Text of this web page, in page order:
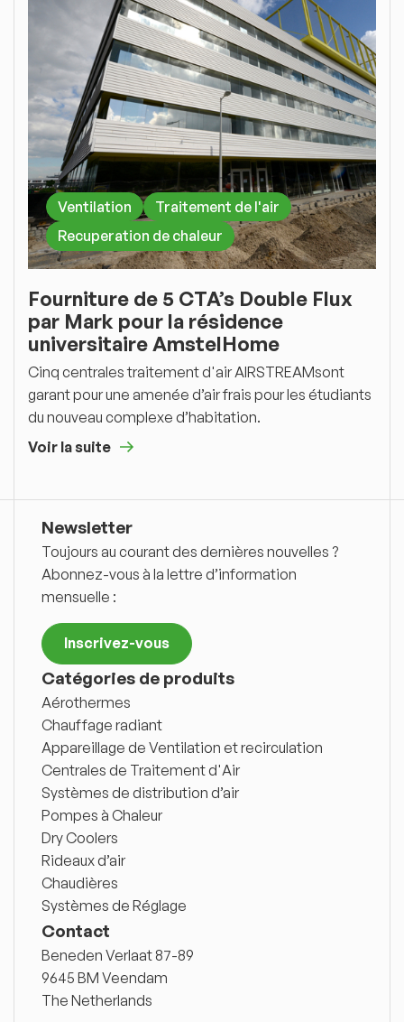
Ventilation
Traitement de l'air
Recuperation de chaleur
Fourniture de 5 CTA’s Double Flux
par Mark pour la résidence
universitaire AmstelHome
Cinq centrales traitement d'air AIRSTREAMsont
garant pour une amenée d’air frais pour les étudiants
du nouveau complexe d’habitation.
Voir la suite
Newsletter
Toujours au courant des dernières nouvelles ?
Abonnez-vous à la lettre d’information
mensuelle :
Inscrivez-vous
Catégories de produits
Aérothermes
Chauffage radiant
Appareillage de Ventilation et recirculation
Centrales de Traitement d'Air
Systèmes de distribution d’air
Pompes à Chaleur
Dry Coolers
Rideaux d’air
Chaudières
Systèmes de Réglage
Contact
Beneden Verlaat 87-89
9645 BM Veendam
The Netherlands